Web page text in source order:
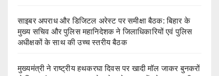
साइबर अपराध और डिजिटल अरेस्ट पर समीक्षा बैठक: बिहार के
मुख्य सचिव और पुलिस महानिदेशक ने जिलाधिकारियों एवं पुलिस
अधीक्षकों के साथ की उच्च स्तरीय बैठक
मुख्यमंत्री ने राष्ट्रीय हथकरघा दिवस पर खादी मॉल जाकर बुनकरों